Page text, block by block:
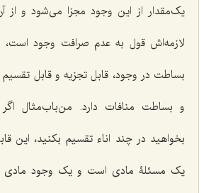
یک‌مقدار از این وجود مجزا مى‌شود و از
لازمه‌اش قول به عدم صرافت وجود
بساطت در وجود، قابل تجزیه و قابل
و بساطت منافات دارد. من‌باب‌مثال
بخواهید در چند اناء تقسیم بکنید، این
یک مسئلۀ مادى است و یک وجود مادى